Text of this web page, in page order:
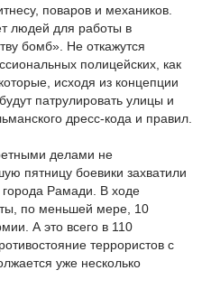
поваров и механиков.
людей для работы в
бомб». Не откажутся
полицейских, как
исходя из концепции
патрулировать улицы и
дресс-кода и правил.
делами не
пятницу боевики захватили
города Рамади. В ходе
по меньшей мере, 10
А это всего в 110
террористов с
уже несколько